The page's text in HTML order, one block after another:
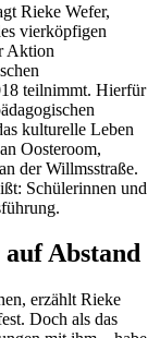
Rieke Wefer,
vierköpfigen
Aktion
teilnimmt. Hierfür
kulturelle Leben
Oosteroom,
der Willmsstraße.
Schülerinnen und
auf Abstand
erzählt Rieke
Doch als das